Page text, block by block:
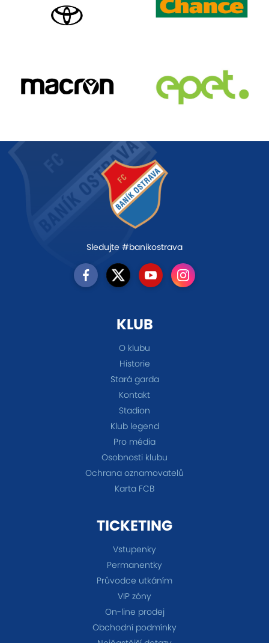
Sledujte #banikostrava
KLUB
O klubu
Historie
Stará garda
Kontakt
Stadion
Klub legend
Pro média
Osobnosti klubu
Ochrana oznamovatelů
Karta FCB
TICKETING
Vstupenky
Permanentky
Průvodce utkáním
VIP zóny
On-line prodej
Obchodní podmínky